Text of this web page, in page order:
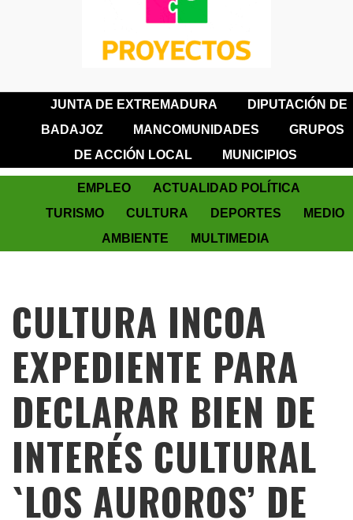
JUNTA DE EXTREMADURA
DIPUTACIÓN DE
BADAJOZ
MANCOMUNIDADES
GRUPOS
DE ACCIÓN LOCAL
MUNICIPIOS
EMPLEO
ACTUALIDAD POLÍTICA
TURISMO
CULTURA DEPORTES
MEDIO
AMBIENTE
MULTIMEDIA
CULTURA INCOA
EXPEDIENTE PARA
DECLARAR BIEN DE
INTERÉS CULTURAL
`LOS AUROROS’ DE